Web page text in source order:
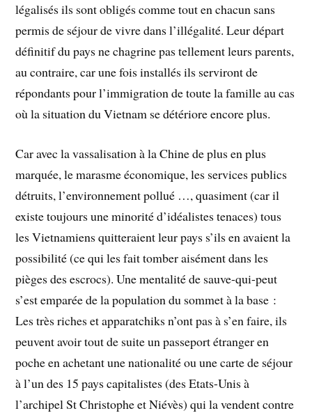
légalisés ils sont obligés comme tout en chacun sans
permis de séjour de vivre dans l’illégalité. Leur départ
définitif du pays ne chagrine pas tellement leurs parents,
au contraire, car une fois installés ils serviront de
répondants pour l’immigration de toute la famille au cas
où la situation du Vietnam se détériore encore plus.
Car avec la vassalisation à la Chine de plus en plus
marquée, le marasme économique, les services publics
détruits, l’environnement pollué …, quasiment (car il
existe toujours une minorité d’idéalistes tenaces) tous
les Vietnamiens quitteraient leur pays s’ils en avaient la
possibilité (ce qui les fait tomber aisément dans les
pièges des escrocs). Une mentalité de sauve-qui-peut
s’est emparée de la population du sommet à la base :
Les très riches et apparatchiks n’ont pas à s’en faire, ils
peuvent avoir tout de suite un passeport étranger en
poche en achetant une nationalité ou une carte de séjour
à l’un des 15 pays capitalistes (des Etats-Unis à
l’archipel St Christophe et Niévès) qui la vendent contre